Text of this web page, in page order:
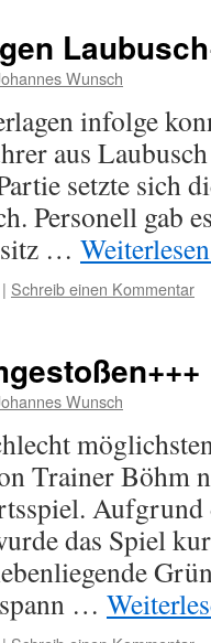
Wunsch
infolge
aus
setzte sich
Personell gab
…
| Schreib einen Kommentar
Wunsch
Trainer Böhm
das Spiel
…